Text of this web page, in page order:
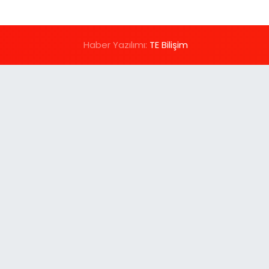
Haber Yazılımı: TE Bilişim